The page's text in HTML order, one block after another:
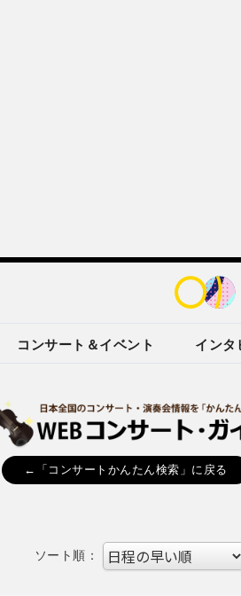
コンサート＆イベント インタ
←「コンサートかんたん検索」に戻る
ソート順：